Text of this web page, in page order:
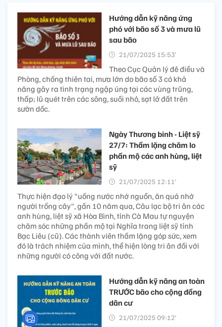
Hướng dẫn kỹ năng ứng
phó với bão số 3 và mưa lũ
sau bão
21/07/2025 15:53’
Theo Cục Quản lý đê điều và
Phòng, chống thiên tai, mưa lớn do bão số 3 có khả
năng gây ra tình trạng ngập úng tại các vùng trũng,
thấp; lũ quét trên các sông, suối nhỏ, sạt lở đất trên
sườn dốc.
Ngày Thương binh - Liệt sỹ
27/7: Thầm lặng chăm lo
phần mộ các anh hùng, liệt
sỹ
21/07/2025 12:11’
Thực hiện đạo lý "uống nước nhớ nguồn, ăn quả nhớ
người trồng cây", gần 10 năm qua, Câu lạc bộ tri ân các
anh hùng, liệt sỹ xã Hòa Bình, tỉnh Cà Mau tự nguyện
chăm sóc những phần mộ tại Nghĩa trang liệt sỹ tỉnh
Bạc Liêu (cũ). Các thành viên thầm lặng góp sức, xem
đó là trách nhiệm của mình, thể hiện lòng tri ân đối với
những người có công với đất nước.
Hướng dẫn kỹ năng an toàn
TRƯỚC bão cho cộng đồng
dân cư
21/07/2025 09:12’